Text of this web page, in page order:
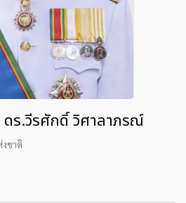
ดร.วีรศักดิ์ วิศาลาภรณ์
ชาติ